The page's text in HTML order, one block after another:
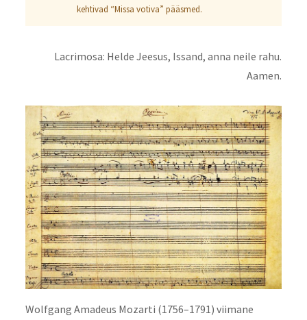
kehtivad “Missa votiva” pääsmed.
Lacrimosa: Helde Jeesus, Issand, anna neile rahu.
Aamen.
Wolfgang Amadeus Mozarti (1756–1791) viimane